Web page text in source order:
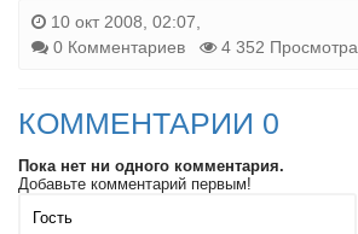
10 окт 2008, 02:07,
0 Комментариев
4 352 Просмотра
КОММЕНТАРИИ 0
Пока нет ни одного комментария.
Добавьте комментарий первым!